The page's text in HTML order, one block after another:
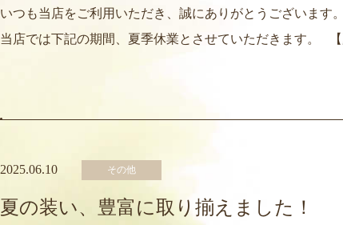
いつも当店をご利用いただき、誠にありがとうございます
当店では下記の期間、夏季休業とさせていただきます。
その他
2025.06.10
夏の装い、豊富に取り揃えました！